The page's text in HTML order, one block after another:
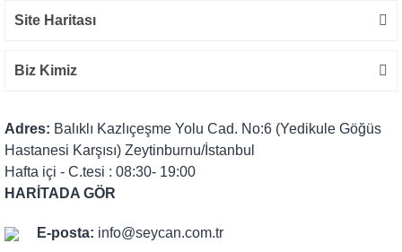
Site Haritası
Biz Kimiz
Adres: Balıklı Kazlıçeşme Yolu Cad. No:6 (Yedikule Göğüs
Hastanesi Karşısı) Zeytinburnu/İstanbul
Hafta içi - C.tesi : 08:30- 19:00
HARİTADA GÖR
E-posta: info@seycan.com.tr